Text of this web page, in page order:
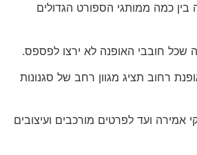
בין כמה ממותגי הספורט הגדולים
שכל חובבי האופנה לא ירצו לפספס.
רחוב תציג מגוון רחב של סגנונות
אמירה ועד לפרטים מורכבים ועיצובים